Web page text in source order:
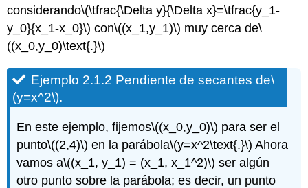
considerando\(\tfrac{\Delta y}{\Delta x}=\tfrac{y_1-
y_0}{x_1-x_0}\) con\((x_1,y_1)\) muy cerca de\
((x_0,y_0)\text{.}\)
Ejemplo 2.1.2 Pendiente de secantes de\
(y=x^2\).
En este ejemplo, fijemos\((x_0,y_0)\) para ser el
punto\((2,4)\) en la parábola\(y=x^2\text{.}\) Ahora
vamos a\((x_1, y_1) = (x_1, x_1^2)\) ser algún
otro punto sobre la parábola; es decir, un punto